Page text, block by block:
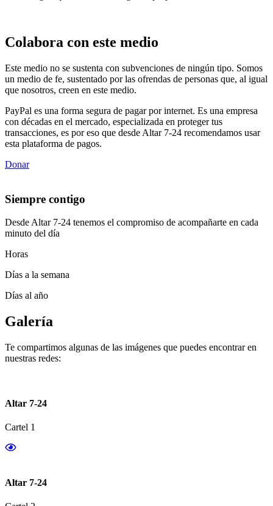
Colabora con este medio
Este medio no se sustenta con subvenciones de ningún tipo. Somos
un medio de fe, sustentado por las ofrendas de personas que, al igual
que nosotros, creen en este medio.
PayPal es una forma segura de pagar por internet. Es una empresa
con décadas en el mercado, especializada en proteger tus
transacciones, es por eso que desde Altar 7-24 recomendamos usar
esta plataforma de pagos.
Donar
Siempre contigo
Desde Altar 7-24 tenemos el compromiso de acompañarte en cada
minuto del día
Horas
Días a la semana
Días al año
Galería
Te compartimos algunas de las imágenes que puedes encontrar en
nuestras redes:
Altar 7-24
Cartel 1
Altar 7-24